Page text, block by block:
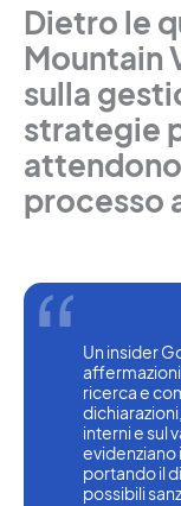
Dietro le
Mountain
sulla
strategie
processo
Un insider
affermazioni
ricerca e
interni e sul
evidenziano
portando il
possibili